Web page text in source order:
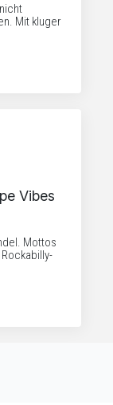
Mit kluger
Vibes
Mottos